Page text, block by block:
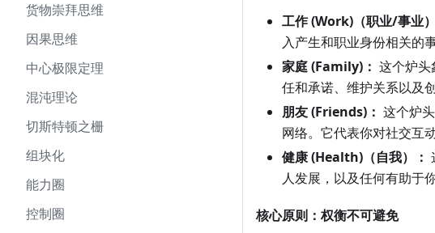
货物崇拜思维
因果思维
中心极限定理
混沌理论
切斯特顿之栅
组块化
能力圈
控制圈
工作 (Work)（职业/事业）
入产生和职业身份相关的
家庭 (Family)： 这个炉
任和承诺、维护关系以及
朋友 (Friends)： 这个炉
网络。它代表你对社交互
健康 (Health)（自我）：
人发展，以及任何有助于
核心原则：权衡不可避免